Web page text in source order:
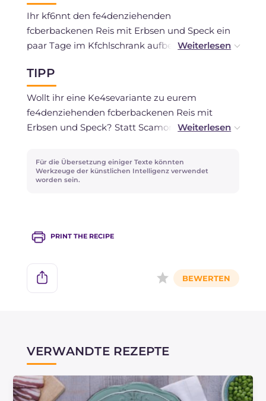
Ihr kf6nnt den fe4denziehenden
fcberbackenen Reis mit Erbsen und Speck ein
paar Tage im Kfchlschrank aufbewahren.
Ihr kf6nnt ihn auch einfrieren.
TIPP
Wollt ihr eine Ke4sevariante zu eurem
fe4denziehenden fcberbackenen Reis mit
Erbsen und Speck? Statt Scamorza kf6nnt ihr
greifen. Wenn ihr lieber bei einem milden,
vielleicht cremigeren Geschmack bleiben
Für die Übersetzung einiger Texte könnten
Werkzeuge der künstlichen Intelligenz verwendet
worden sein.
PRINT THE RECIPE
VERWANDTE REZEPTE